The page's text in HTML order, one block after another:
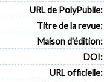
URL de PolyPublie:
Titre de la revue:
Maison d'édition:
DOI:
URL officielle: